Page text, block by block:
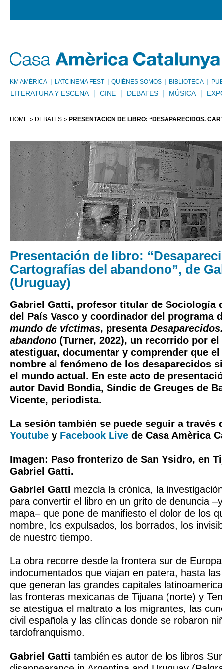
KM AMÈRICA LATCINEMA FEST QUIÉNES SOMOS BIBLIOTECA
LITERATURA Y ESCENA CINE DEBATES MÚSICA
HOME DEBATES PRESENTACIÓN DE LIBRO: “DESAPARECIDOS.
Presentación de libro:
Cartografías del abandono”, de
(Uruguay)
Gabriel Gatti, profesor titular de Sociología
del País Vasco y coordinador del programa
mundo de víctimas, presenta
abandono (Turner, 2022), un recorrido por
atestiguar, documentar y comprender que
nombre al fenómeno de los desaparecidos
el mundo actual. En este acto de
autor David Bondia, Síndic de Greuges de
Vicente, periodista.
La sesión también se puede seguir a través
Youtube y Facebook Live de Casa Amèrica
Imagen: Paso fronterizo de San Ysidro, en
Gabriel Gatti.
Gabriel Gatti mezcla la crónica, la
para convertir el libro en un grito de denuncia
mapa– que pone de manifiesto el dolor de los
nombre, los expulsados, los borrados, los
de nuestro tiempo.
La obra recorre desde la frontera sur de
indocumentados que viajan en patera, hasta
que generan las grandes capitales
las fronteras mexicanas de Tijuana (norte) y
se atestigua el maltrato a los migrantes, las
civil española y las clínicas donde se robaron
tardofranquismo.
Gabriel Gatti también es autor de los libros